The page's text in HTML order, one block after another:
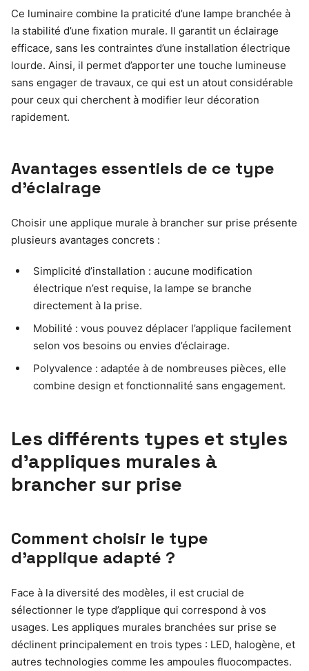
Ce luminaire combine la praticité d’une lampe branchée à
la stabilité d’une fixation murale. Il garantit un éclairage
efficace, sans les contraintes d’une installation électrique
lourde. Ainsi, il permet d’apporter une touche lumineuse
sans engager de travaux, ce qui est un atout considérable
pour ceux qui cherchent à modifier leur décoration
rapidement.
Avantages essentiels de ce type
d’éclairage
Choisir une applique murale à brancher sur prise présente
plusieurs avantages concrets :
Simplicité d’installation : aucune modification
électrique n’est requise, la lampe se branche
directement à la prise.
Mobilité : vous pouvez déplacer l’applique facilement
selon vos besoins ou envies d’éclairage.
Polyvalence : adaptée à de nombreuses pièces, elle
combine design et fonctionnalité sans engagement.
Les différents types et styles
d’appliques murales à
brancher sur prise
Comment choisir le type
d’applique adapté ?
Face à la diversité des modèles, il est crucial de
sélectionner le type d’applique qui correspond à vos
usages. Les appliques murales branchées sur prise se
déclinent principalement en trois types : LED, halogène, et
autres technologies comme les ampoules fluocompactes.